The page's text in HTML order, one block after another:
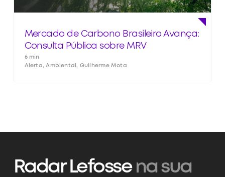
Mercado de Carbono Brasileiro Avança:
Consulta Pública sobre MRV
6 min
Alerta, Ambiental, Guilherme Mota
Radar Lefossena sua